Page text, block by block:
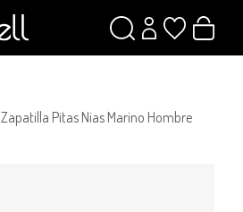
Zapatilla Pitas Nias Marino Hombre